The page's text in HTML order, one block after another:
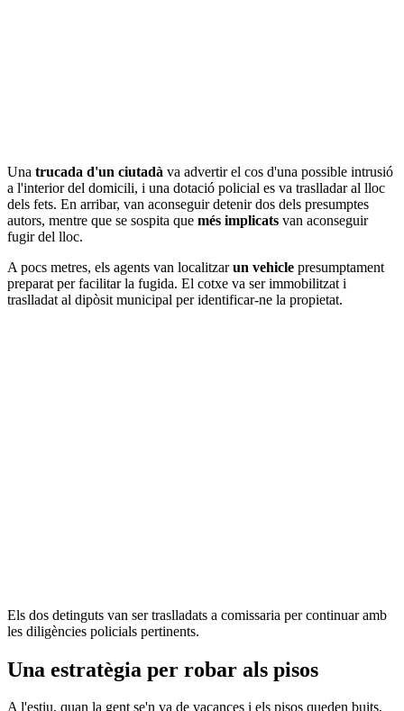
Una trucada d'un ciutadà va advertir el cos d'una possible intrusió
a l'interior del domicili, i una dotació policial es va traslladar al lloc
dels fets. En arribar, van aconseguir detenir dos dels presumptes
autors, mentre que se sospita que més implicats van aconseguir
fugir del lloc.
A pocs metres, els agents van localitzarun vehicle presumptament
preparat per facilitar la fugida. El cotxe va ser immobilitzat i
traslladat al dipòsit municipal per identificar-ne la propietat.
Els dos detinguts van ser traslladats a comissaria per continuar amb
les diligències policials pertinents.
Una estratègia per robar als pisos
A l'estiu, quan la gent se'n va de vacances i els pisos queden buits,